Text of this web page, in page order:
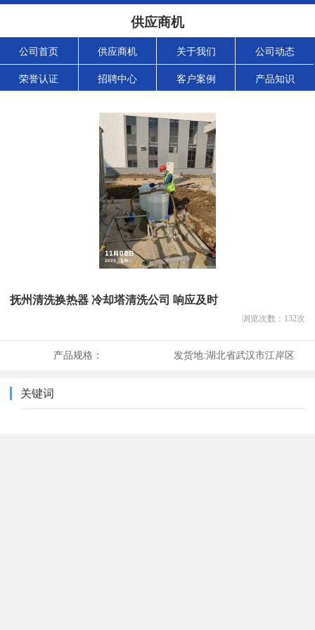
供应商机
公司首页 供应商机 关于我们 公司动态
荣誉认证 招聘中心 客户案例 产品知识
抚州清洗换热器 冷却塔清洗公司 响应及时
浏览次数： 132次
产品规格： 发货地:湖北省武汉市江岸区
关键词